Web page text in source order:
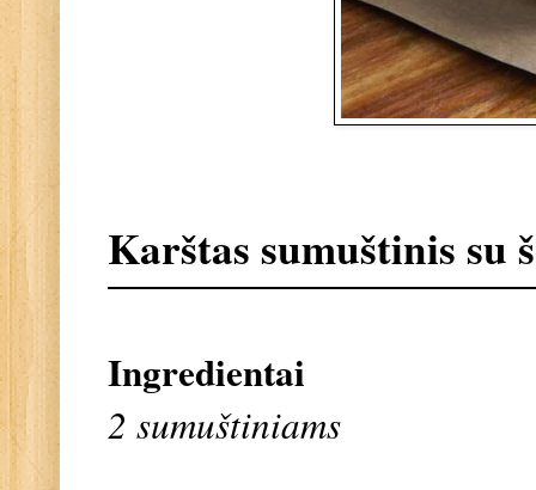
Karštas sumuštinis su
Ingredientai
2 sumuštiniams